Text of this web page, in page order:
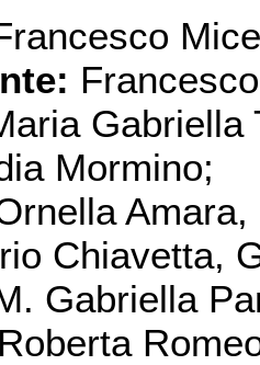
Gabriella
Mormino;
Chiavetta,
Gabriella